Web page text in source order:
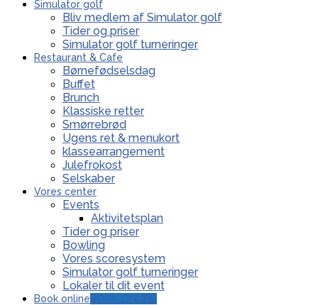
Simulator golf
Bliv medlem af Simulator golf
Tider og priser
Simulator golf turneringer
Restaurant & Cafe
Børnefødselsdag
Buffet
Brunch
Klassiske retter
Smørrebrød
Ugens ret & menukort
klassearrangement
Julefrokost
Selskaber
Vores center
Events
Aktivitetsplan
Tider og priser
Bowling
Vores scoresystem
Simulator golf turneringer
Lokaler til dit event
Book onlineBOOK ONLINE